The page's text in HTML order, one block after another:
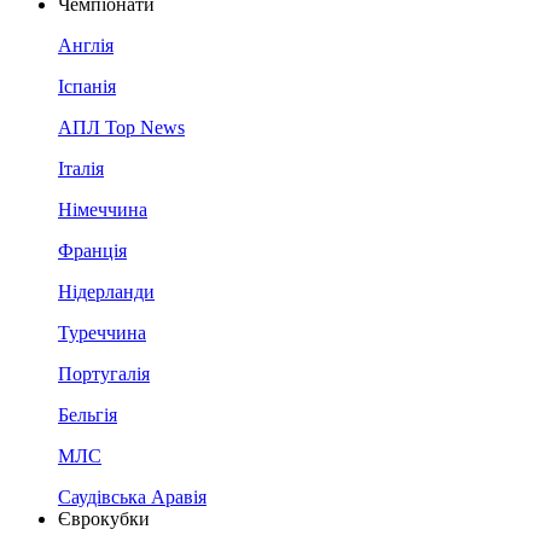
Чемпіонати
Англія
Іспанія
АПЛ Top News
Італія
Німеччина
Франція
Нідерланди
Туреччина
Португалія
Бельгія
МЛС
Саудівська Аравія
Єврокубки